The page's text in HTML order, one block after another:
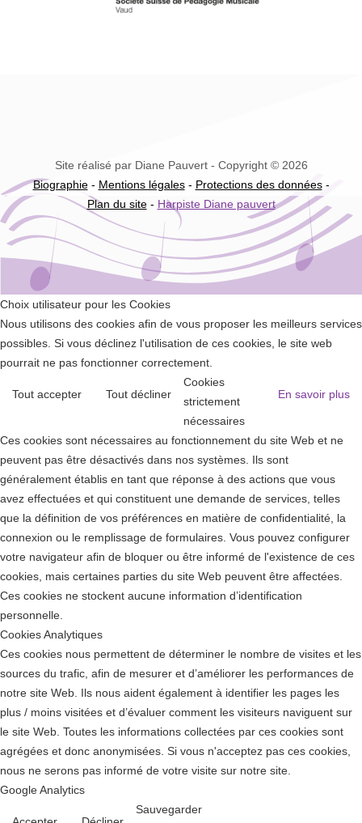
Site réalisé par Diane Pauvert - Copyright © 2026
Biographie- Mentions légales- Protections des données-
Plan du site- Harpiste Diane pauvert
Choix utilisateur pour les Cookies
Nous utilisons des cookies afin de vous proposer les meilleurs services
possibles. Si vous déclinez l'utilisation de ces cookies, le site web
pourrait ne pas fonctionner correctement.
Tout accepter Tout décliner En savoir plus
Cookies
strictement
nécessaires
Ces cookies sont nécessaires au fonctionnement du site Web et ne
peuvent pas être désactivés dans nos systèmes. Ils sont
généralement établis en tant que réponse à des actions que vous
avez effectuées et qui constituent une demande de services, telles
que la définition de vos préférences en matière de confidentialité, la
connexion ou le remplissage de formulaires. Vous pouvez configurer
votre navigateur afin de bloquer ou être informé de l'existence de ces
cookies, mais certaines parties du site Web peuvent être affectées.
Ces cookies ne stockent aucune information d’identification
personnelle.
Cookies Analytiques
Ces cookies nous permettent de déterminer le nombre de visites et les
sources du trafic, afin de mesurer et d’améliorer les performances de
notre site Web. Ils nous aident également à identifier les pages les
plus / moins visitées et d’évaluer comment les visiteurs naviguent sur
le site Web. Toutes les informations collectées par ces cookies sont
agrégées et donc anonymisées. Si vous n'acceptez pas ces cookies,
nous ne serons pas informé de votre visite sur notre site.
Google Analytics
Sauvegarder